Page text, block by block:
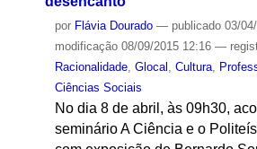
por Flávia Dourado — publicado03/
modificação08/09/2015 12:16 —
Racionalidade, Glocal , Cultura,
Ciências Sociais
No dia 8 de abril, às 09h30,
seminário A Ciência e o